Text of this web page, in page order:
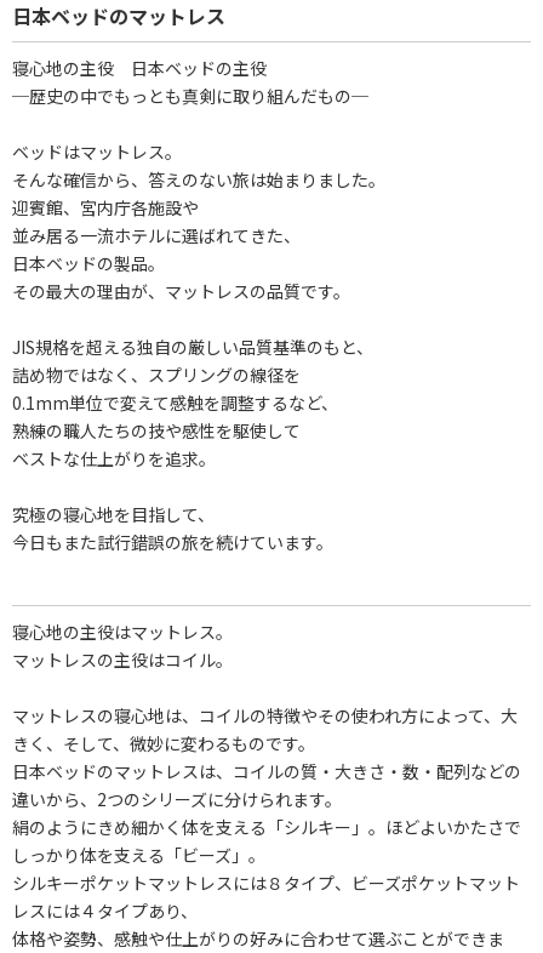
日本ベッドのマットレス
寝心地の主役 日本ベッドの主役
─歴史の中でもっとも真剣に取り組んだもの─
ベッドはマットレス。
そんな確信から、答えのない旅は始まりました。
迎賓館、宮内庁各施設や
並み居る一流ホテルに選ばれてきた、
日本ベッドの製品。
その最大の理由が、マットレスの品質です。
JIS規格を超える独自の厳しい品質基準のもと、
詰め物ではなく、スプリングの線径を
0.1mm単位で変えて感触を調整するなど、
熟練の職人たちの技や感性を駆使して
ベストな仕上がりを追求。
究極の寝心地を目指して、
今日もまた試行錯誤の旅を続けています。
寝心地の主役はマットレス。
マットレスの主役はコイル。
マットレスの寝心地は、コイルの特徴やその使われ方によって、大
きく、そして、微妙に変わるものです。
日本ベッドのマットレスは、コイルの質・大きさ・数・配列などの
違いから、2つのシリーズに分けられます。
絹のようにきめ細かく体を支える「シルキー」。ほどよいかたさで
しっかり体を支える「ビーズ」。
シルキーポケットマットレスには８タイプ、ビーズポケットマット
レスには４タイプあり、
体格や姿勢、感触や仕上がりの好みに合わせて選ぶことができま